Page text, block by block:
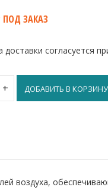
ПОД ЗАКАЗ
доставки согласуется
+ ДОБАВИТЬ В КОРЗИНУ
воздуха,